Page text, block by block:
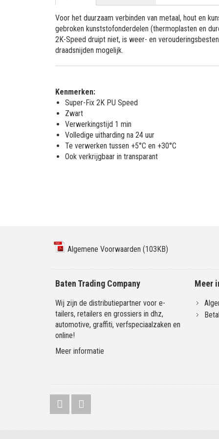
Voor het duurzaam verbinden van metaal, hout en
gebroken kunststofonderdelen (thermoplasten en
2K-Speed druipt niet, is weer- en
draadsnijden mogelijk.
Kenmerken:
Super-Fix 2K PU Speed
Zwart
Verwerkingstijd 1 min
Volledige uitharding na 24 uur
Te verwerken tussen +5°C en +30°C
Ook verkrijgbaar in transparant
Algemene Voorwaarden (103KB)
Baten Trading Company
Wij zijn de distributiepartner voor e-
tailers, retailers en grossiers in dhz,
automotive, graffiti, verfspeciaalzaken en
online!
Meer informatie
Meer